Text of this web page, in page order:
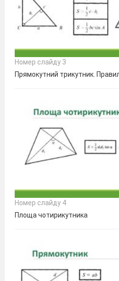
Номер слайду 3
Прямокутний трикутник.
Номер слайду 4
Площа чотирикутника